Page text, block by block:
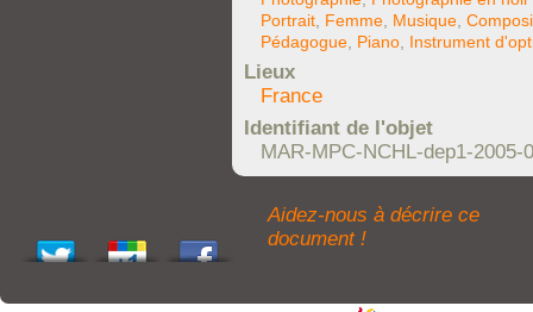
Portrait Femme Musique
Pédagogue Piano Instrument
Lieux
France
Identifiant de l'objet
MAR-MPC-NCHL-dep1-2005-
Aidez-nous à décrire ce
document !